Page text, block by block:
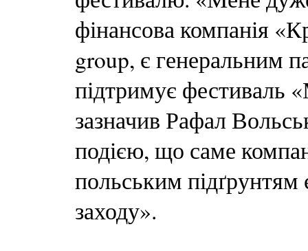
фінансова компанія
group, є генеральним
підтримує фестиваль
зазначив Рафал
подією, що саме
польським
заходу».